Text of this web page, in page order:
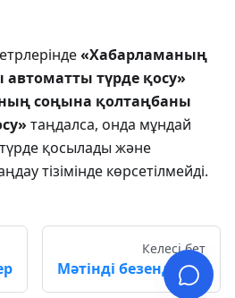
«Хабарламаның
түрде қосу»
соңына қолтаңбаны
таңдалса, онда мұндай
қосылады және
тізімінде көрсетілмейді.
Келесі бет
Мәтінді безендіру